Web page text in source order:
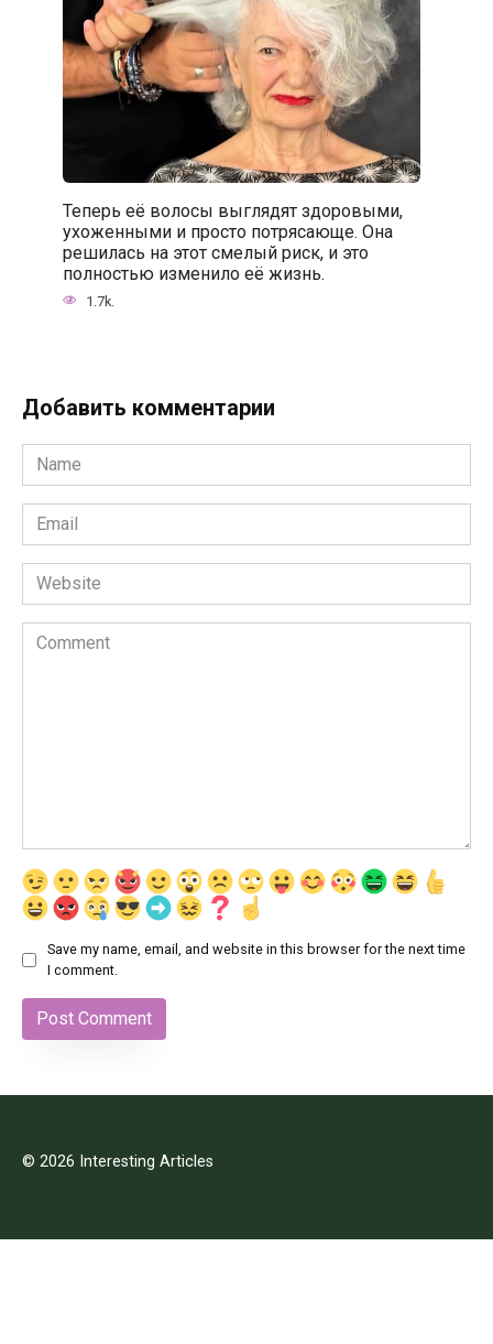
Теперь её волосы выглядят здоровыми,
ухоженными и просто потрясающе. Она
решилась на этот смелый риск, и это
полностью изменило её жизнь.
1.7k.
Добавить комментарии
Name
*
Email
*
Website
Comment
Save my name, email, and website in this browser for the next time
I comment.
© 2026 Interesting Articles